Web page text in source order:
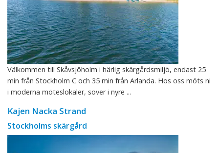
Välkommen till Skåvsjöholm i härlig skärgårdsmiljö, endast 25
min från Stockholm C och 35 min från Arlanda. Hos oss möts ni
i moderna möteslokaler, sover i nyre ...
Kajen Nacka Strand
Stockholms skärgård